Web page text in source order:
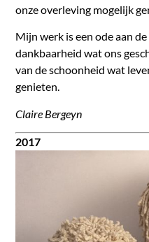
onze overleving mogelijk
Mijn werk is een ode aan
dankbaarheid wat ons
van de schoonheid wat
genieten.
Claire Bergeyn
2017